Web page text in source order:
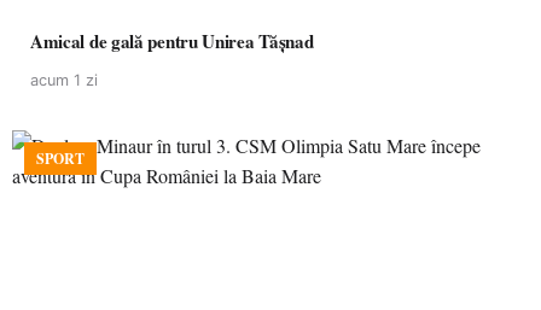
Amical de gală pentru Unirea Tășnad
acum 1 zi
SPORT